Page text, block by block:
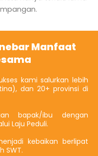
Manfaat
kami salurkan lebih
dan 20+ provinsi di
bapak/ibu dengan
Laju Peduli.
kebaikan berlipat
SWT.